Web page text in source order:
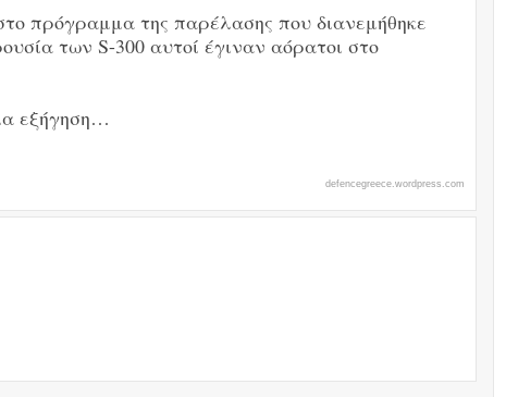
πρόγραμμα της παρέλασης που διανεμήθηκε
των S-300 αυτοί έγιναν αόρατοι στο
εξήγηση…
defencegreece.wordpress.com